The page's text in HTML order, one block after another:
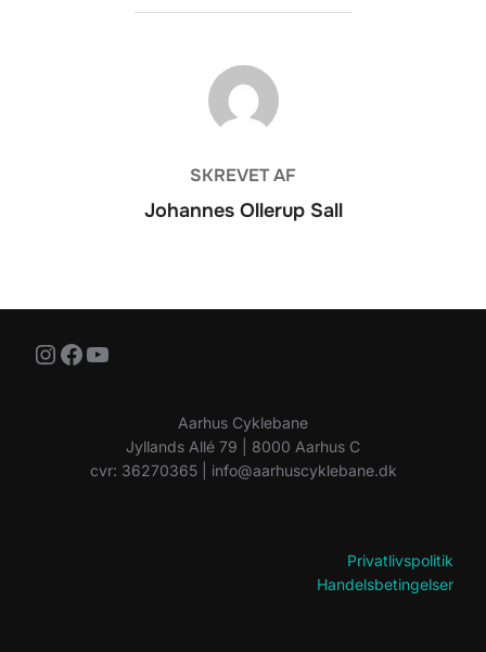
FORFATTER
SKREVET AF
Johannes Ollerup Sall
Instagram
Facebook
YouTube
Aarhus Cyklebane
Jyllands Allé 79 | 8000 Aarhus C
cvr: 36270365 | info@aarhuscyklebane.dk
Privatlivspolitik
Handelsbetingelser